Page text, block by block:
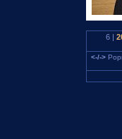
6 |
<-/->